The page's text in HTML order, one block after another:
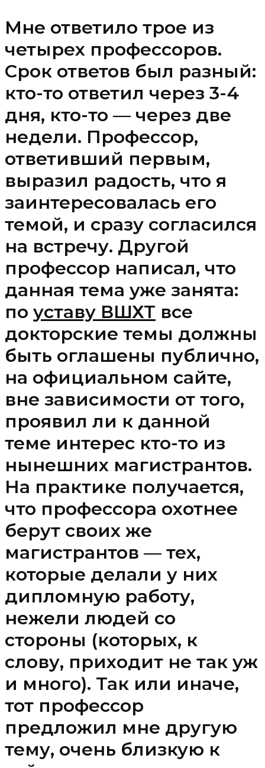
Мне ответило трое из
четырех профессоров.
Срок ответов был разный:
кто-то ответил через 3-4
дня, кто-то — через две
недели. Профессор,
ответивший первым,
выразил радость, что я
заинтересовалась его
темой, и сразу согласился
на встречу. Другой
профессор написал, что
данная тема уже занята:
по уставу ВШХТ все
докторские темы должны
быть оглашены публично,
на официальном сайте,
вне зависимости от того,
проявил ли к данной
теме интерес кто-то из
нынешних магистрантов.
На практике получается,
что профессора охотнее
берут своих же
магистрантов — тех,
которые делали у них
дипломную работу,
нежели людей со
стороны (которых, к
слову, приходит не так уж
и много). Так или иначе,
тот профессор
предложил мне другую
тему, очень близкую к